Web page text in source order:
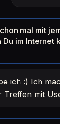
mal mit
im Internet
ich :) Ich
Treffen mit